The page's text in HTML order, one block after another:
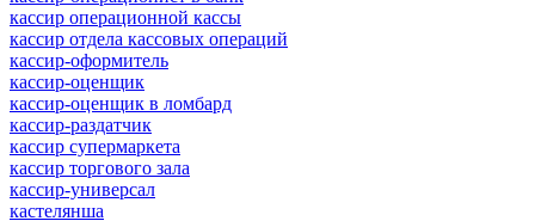
кассир операционной кассы
кассир отдела кассовых операций
кассир-оформитель
кассир-оценщик
кассир-оценщик в ломбард
кассир-раздатчик
кассир супермаркета
кассир торгового зала
кассир-универсал
кастелянша